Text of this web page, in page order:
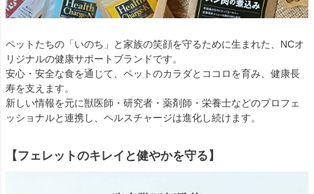
ペットたちの「いのち」と家族の笑顔を守るために生まれた、NCオ
リジナルの健康サポートブランドです。
安心・安全な食を通じて、ペットのカラダとココロを育み、健康長
寿を支えます。
新しい情報を元に獣医師・研究者・薬剤師・栄養士などのプロフェ
ッショナルと連携し、ヘルスチャージは進化し続けます。
【フェレットのキレイと健やかを守る】